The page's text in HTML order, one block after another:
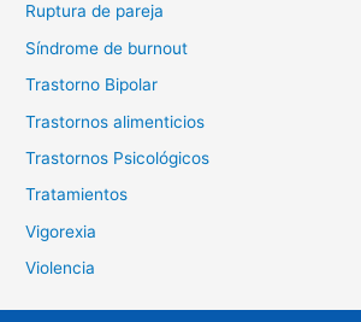
Ruptura de pareja
Síndrome de burnout
Trastorno Bipolar
Trastornos alimenticios
Trastornos Psicológicos
Tratamientos
Vigorexia
Violencia